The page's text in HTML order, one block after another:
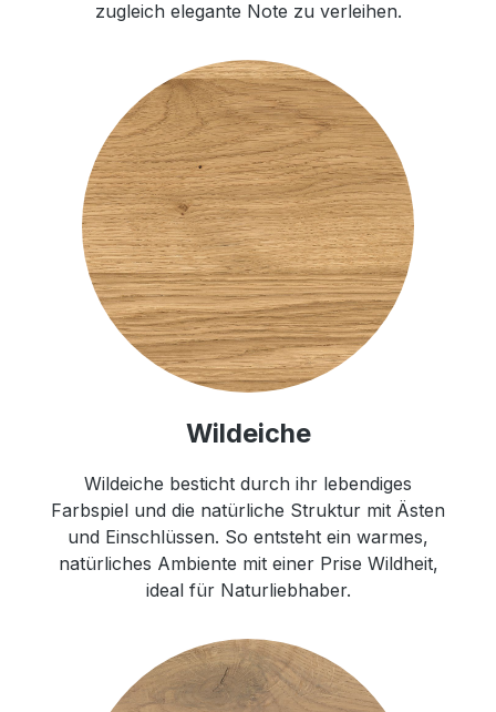
zugleich elegante Note zu verleihen.
Wildeiche
Wildeiche besticht durch ihr lebendiges
Farbspiel und die natürliche Struktur mit Ästen
und Einschlüssen. So entsteht ein warmes,
natürliches Ambiente mit einer Prise Wildheit,
ideal für Naturliebhaber.